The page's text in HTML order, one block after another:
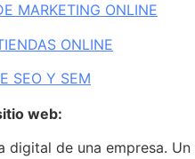
MARKETING ONLINE
ONLINE
SEO Y SEM
web:
digital de una empresa.